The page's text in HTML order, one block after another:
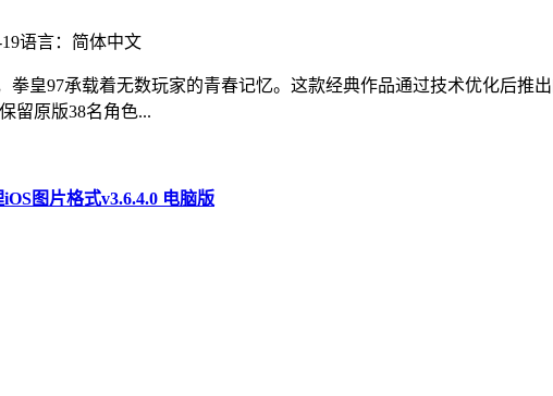
语言： 简体中文
拳皇97承载着无数玩家的青春记忆。这款经典作品通过技术优化后推
留原版38名角色...
图片格式v3.6.4.0 电脑版